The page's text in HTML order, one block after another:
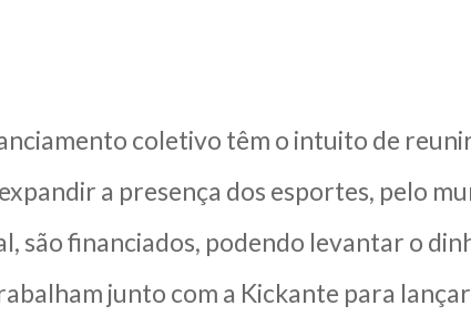
coletivo têm o intuito de
a presença dos esportes, pelo
são financiados, podendo levantar o
junto com a Kickante para